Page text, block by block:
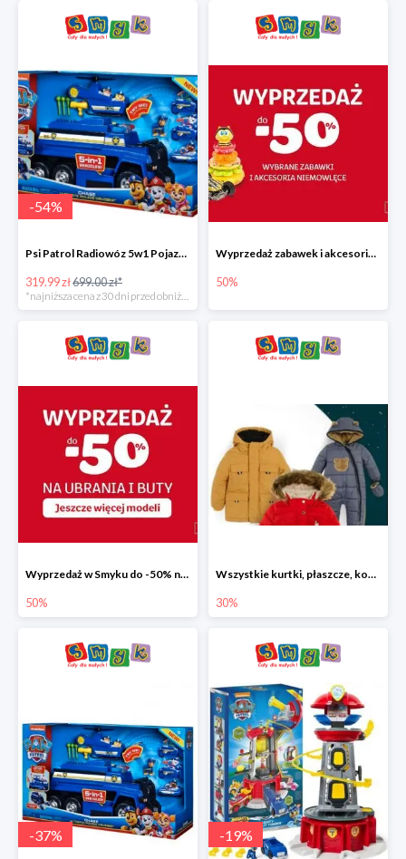
-54%
Psi Patrol Radiowóz 5w1 Pojazd ratunkowy z figurką Chase'a
319.99 zł699.00 zł*
Wyprzedaż zabawek i akcesoriów niemowlęcych w Smyku do -50%
50%
Wyprzedaż w Smyku do -50% na ubrania i buty
50%
Wszystkie kurtki, płaszcze, kombinezony i spodnie narciarskie -30%
30%
-37% -19%